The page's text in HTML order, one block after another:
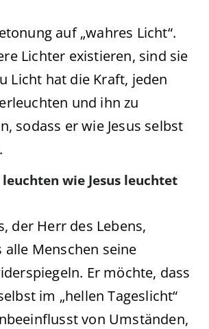
auf „wahres Licht“.
Lichter existieren, sind sie
Licht hat die Kraft, jeden
und ihn zu
sodass er wie Jesus selbst
wie Jesus leuchtet
der Herr des Lebens,
Menschen seine
Er möchte, dass
im „hellen Tageslicht“
von Umständen,